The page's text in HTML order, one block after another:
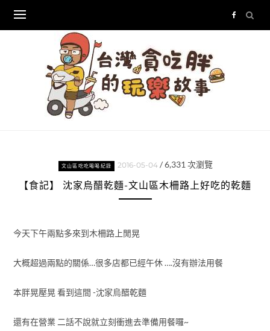
content
文山區吃吃喝喝紀錄 2016-05-04 /6,331 次瀏覽
【食記】 沈家烏醋乾麵-文山區木柵路上好吃的乾麵
今天下午兩點多來到木柵路上閒晃
大概超過兩點的關係…很多店都已經午休 ….沒有辦法用餐
本胖晃壓晃 看到這間 -沈家烏醋乾麵
還有在營業 二話不說就立刻衝進去準備用餐囉~